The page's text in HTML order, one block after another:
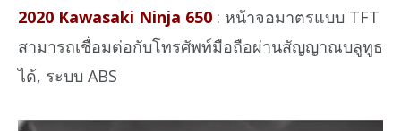
2020 Kawasaki Ninja 650 : หน้าจอมาตรแบบ TFT
สามารถเชื่อมต่อกับโทรศัพท์มือถือผ่านสัญญาณบลูทูธ
ได้, ระบบ ABS